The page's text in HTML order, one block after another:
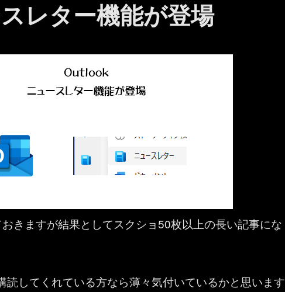
レター機能が登場
きますが結果としてスクショ50枚以上の長い記事にな
読してくれている方なら薄々気付いているかと思います